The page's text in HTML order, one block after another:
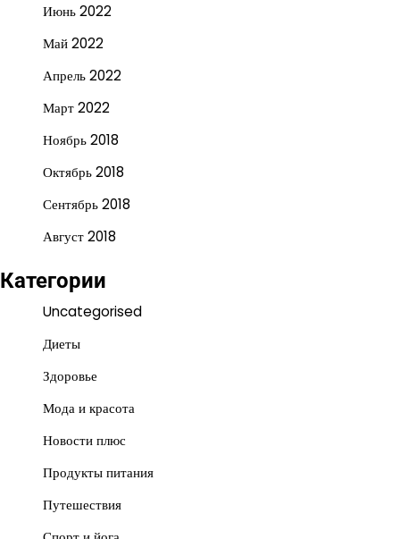
Июнь 2022
Май 2022
Апрель 2022
Март 2022
Ноябрь 2018
Октябрь 2018
Сентябрь 2018
Август 2018
Категории
Uncategorised
Диеты
Здоровье
Мода и красота
Новости плюс
Продукты питания
Путешествия